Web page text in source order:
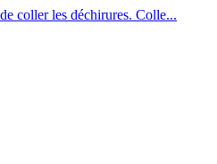
coller les déchirures. Colle...